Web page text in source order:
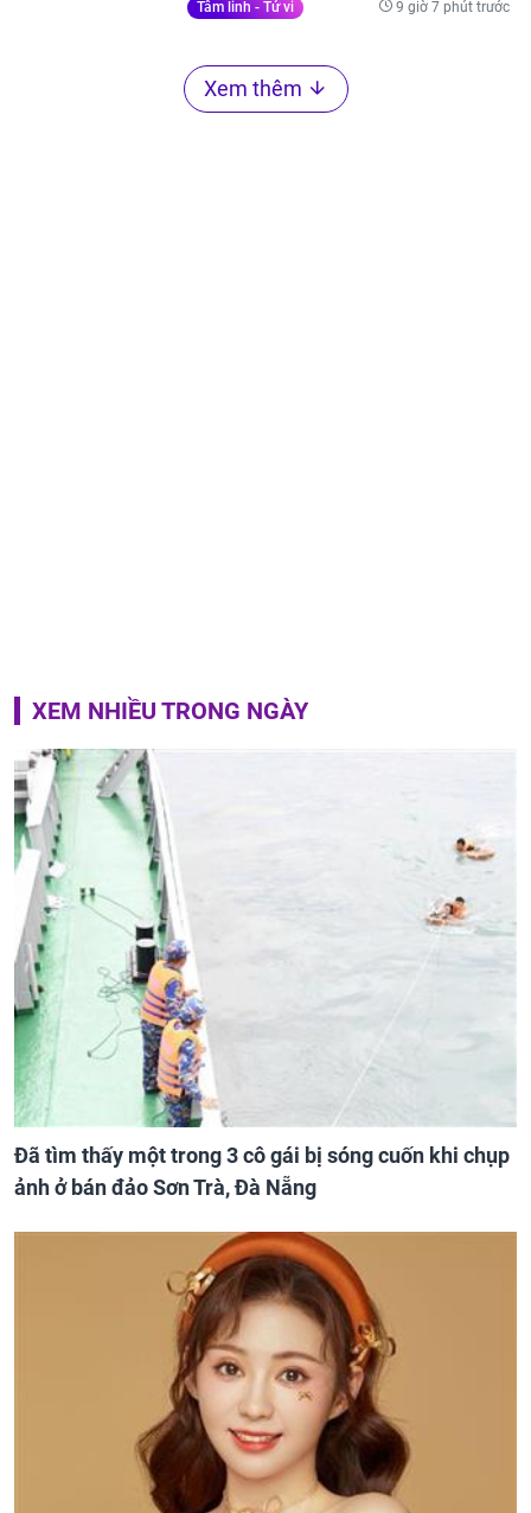
Tâm linh - Tử vi 9 giờ 7 phút trước
Xem thêm
XEM NHIỀU TRONG NGÀY
Đã tìm thấy một trong 3 cô gái bị sóng cuốn khi chụp
ảnh ở bán đảo Sơn Trà, Đà Nẵng